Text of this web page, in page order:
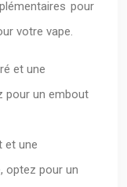
pour
votre vape.
et une
pour un embout
et une
optez pour un